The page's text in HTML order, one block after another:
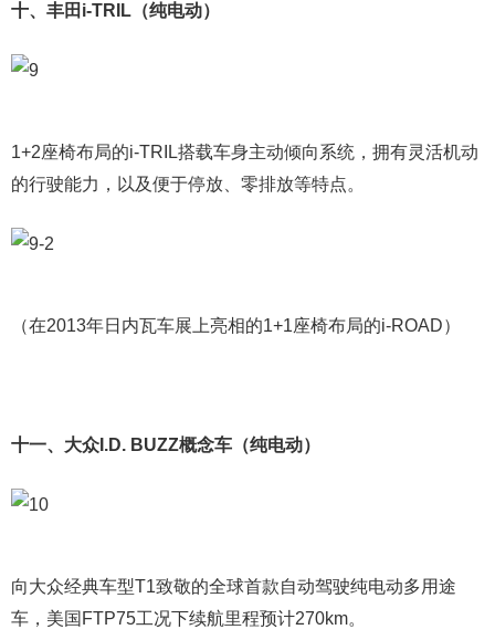
十、丰田i-TRIL（纯电动）
1+2座椅布局的i-TRIL搭载车身主动倾向系统，拥有灵活机动
的行驶能力，以及便于停放、零排放等特点。
（在2013年日内瓦车展上亮相的1+1座椅布局的i-ROAD）
十一、大众I.D. BUZZ概念车（纯电动）
向大众经典车型T1致敬的全球首款自动驾驶纯电动多用途
车，美国FTP75工况下续航里程预计270km。